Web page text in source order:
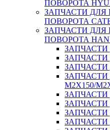
ПОВОРОТА
ЗАПЧАСТИ ДЛЯ
ПОВОРОТА
ЗАПЧАСТИ ДЛЯ
ПОВОРОТА
ЗАПЧАСТИ
ЗАПЧАСТИ
ЗАПЧАСТИ
ЗАПЧАСТИ
M2X150/
ЗАПЧАСТИ
ЗАПЧАСТИ
ЗАПЧАСТИ
ЗАПЧАСТИ